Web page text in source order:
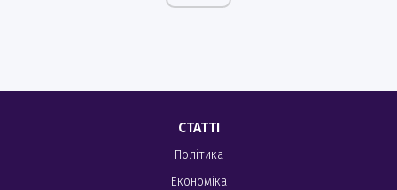
СТАТТІ
Політика
Економіка